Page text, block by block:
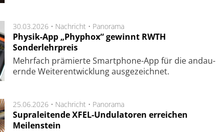
30.03.2026 • Nachricht • Panorama
Physik-App „Phyphox“ gewinnt RWTH
Sonderlehrpreis
Mehr­fach prä­mier­te Smart­phone-App für die an­dau­
ern­de Wei­ter­ent­wick­lung aus­ge­zeich­net.
25.06.2026 • Nachricht • Panorama
Supraleitende XFEL-Undulatoren erreichen
Meilenstein